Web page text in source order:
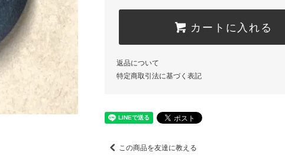
カートに入れる
返品について
特定商取引法に基づく表記
この商品を友達に教える